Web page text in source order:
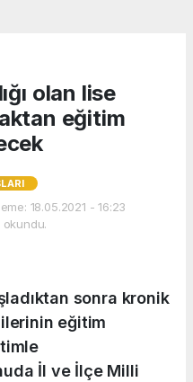
olan lise
eğitim
18.05.2021 - 16:23
sonra kronik
eğitim
İl ve İlçe Milli